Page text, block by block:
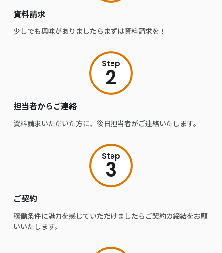
資料請求
少しでも興味がありましたらまずは資料請求を！
Step
2
担当者からご連絡
資料請求いただいた方に、後日担当者がご連絡いたします。
Step
3
ご契約
稼働条件に魅力を感じていただけましたらご契約の締結をお願
いいたします。